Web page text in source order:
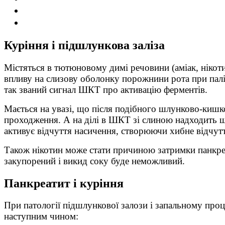
Куріння і підшлункова заліза
Містяться в тютюновому димі речовини (аміак,
впливу на слизову оболонку порожнини рота при
так званий сигнал ШКТ про активацію ферментів.
Мається на увазі, що після подібного шлунково-
проходження. А на ділі в ШКТ зі слиною надходить
активує відчуття насичення, створюючи хибне
Також нікотин може стати причиною затримки
закупорений і викид соку буде неможливий.
Панкреатит і куріння
При патології підшлункової залози і запальному
наступним чином: